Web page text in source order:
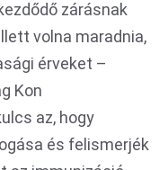
zárásnak
volna maradnia,
érveket –
Kon
az, hogy
és felismerjék